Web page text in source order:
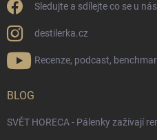
Sledujte a sdílejte co se u
destilerka.cz
Recenze, podcast,
BLOG
SVĚT HORECA - Pálenky zažívají